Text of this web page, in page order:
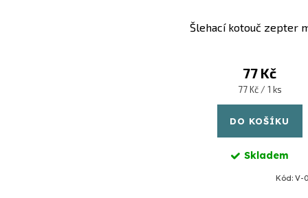
Šlehací kotouč zepter
77 Kč
Měrná
cena:
77 Kč / 1 ks
DO KOŠÍKU
Skladem
Kód: V-